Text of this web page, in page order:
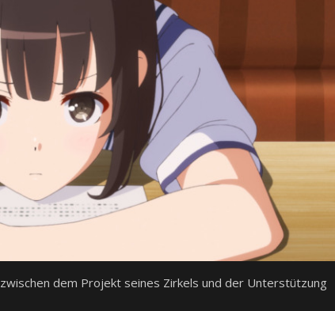
zwischen dem Projekt seines Zirkels und der Unterstützung